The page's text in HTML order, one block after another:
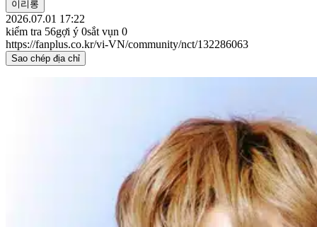
이리롱
2026.07.01 17:22
kiểm tra 56gợi ý 0sắt vụn 0
https://fanplus.co.kr/vi-VN/community/nct/132286063
Sao chép địa chỉ